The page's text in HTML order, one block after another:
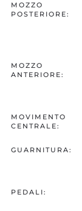
MOZZO
POSTERIORE:
MOZZO
ANTERIORE:
MOVIMENTO
CENTRALE:
GUARNITURA:
PEDALI: